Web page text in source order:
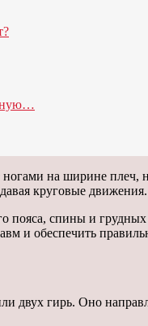
на ширине
круговые
пояса, спины и
и обеспечить
двух гирь. Оно